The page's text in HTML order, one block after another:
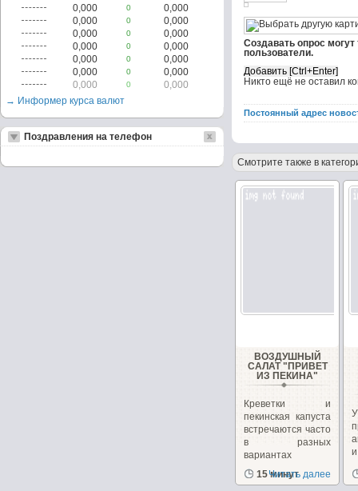
Создавать опрос
пользователи.
Никто ещё не оставил
Постоянный адрес
Смотрите также в
ВОЗДУШНЫЙ
САЛАТ "ПРИВЕТ
ИЗ ПЕКИНА"
Креветки и
пекинская капуста
встречаются часто
в разных
вариантах
рецептов
салатов,...
15 минут
Читать далее
0,000
0
0,000
0,000
0
0,000
0,000
0
0,000
0,000
0
0,000
0,000
0
0,000
0,000
0
0,000
0,000
0
0,000
→ Информер курса валют
Поздравления на телефон